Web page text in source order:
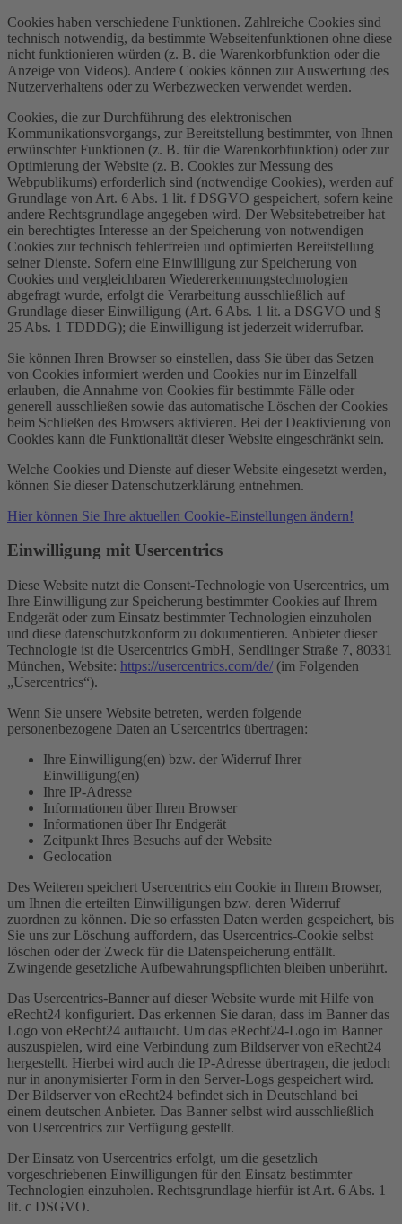
Cookies haben verschiedene Funktionen. Zahlreiche Cookies sind
technisch notwendig, da bestimmte Webseitenfunktionen ohne diese
nicht funktionieren würden (z. B. die Warenkorbfunktion oder die
Anzeige von Videos). Andere Cookies können zur Auswertung des
Nutzerverhaltens oder zu Werbezwecken verwendet werden.
Cookies, die zur Durchführung des elektronischen
Kommunikationsvorgangs, zur Bereitstellung bestimmter, von Ihnen
erwünschter Funktionen (z. B. für die Warenkorbfunktion) oder zur
Optimierung der Website (z. B. Cookies zur Messung des
Webpublikums) erforderlich sind (notwendige Cookies), werden auf
Grundlage von Art. 6 Abs. 1 lit. f DSGVO gespeichert, sofern keine
andere Rechtsgrundlage angegeben wird. Der Websitebetreiber hat
ein berechtigtes Interesse an der Speicherung von notwendigen
Cookies zur technisch fehlerfreien und optimierten Bereitstellung
seiner Dienste. Sofern eine Einwilligung zur Speicherung von
Cookies und vergleichbaren Wiedererkennungstechnologien
abgefragt wurde, erfolgt die Verarbeitung ausschließlich auf
Grundlage dieser Einwilligung (Art. 6 Abs. 1 lit. a DSGVO und §
25 Abs. 1 TDDDG); die Einwilligung ist jederzeit widerrufbar.
Sie können Ihren Browser so einstellen, dass Sie über das Setzen
von Cookies informiert werden und Cookies nur im Einzelfall
erlauben, die Annahme von Cookies für bestimmte Fälle oder
generell ausschließen sowie das automatische Löschen der Cookies
beim Schließen des Browsers aktivieren. Bei der Deaktivierung von
Cookies kann die Funktionalität dieser Website eingeschränkt sein.
Welche Cookies und Dienste auf dieser Website eingesetzt werden,
können Sie dieser Datenschutzerklärung entnehmen.
Hier können Sie Ihre aktuellen Cookie-Einstellungen ändern!
Einwilligung mit Usercentrics
Diese Website nutzt die Consent-Technologie von Usercentrics, um
Ihre Einwilligung zur Speicherung bestimmter Cookies auf Ihrem
Endgerät oder zum Einsatz bestimmter Technologien einzuholen
und diese datenschutzkonform zu dokumentieren. Anbieter dieser
Technologie ist die Usercentrics GmbH, Sendlinger Straße 7, 80331
München, Website: https://usercentrics.com/de/ (im Folgenden
„Usercentrics“).
Wenn Sie unsere Website betreten, werden folgende
personenbezogene Daten an Usercentrics übertragen:
Ihre Einwilligung(en) bzw. der Widerruf Ihrer
Einwilligung(en)
Ihre IP-Adresse
Informationen über Ihren Browser
Informationen über Ihr Endgerät
Zeitpunkt Ihres Besuchs auf der Website
Geolocation
Des Weiteren speichert Usercentrics ein Cookie in Ihrem Browser,
um Ihnen die erteilten Einwilligungen bzw. deren Widerruf
zuordnen zu können. Die so erfassten Daten werden gespeichert, bis
Sie uns zur Löschung auffordern, das Usercentrics-Cookie selbst
löschen oder der Zweck für die Datenspeicherung entfällt.
Zwingende gesetzliche Aufbewahrungspflichten bleiben unberührt.
Das Usercentrics-Banner auf dieser Website wurde mit Hilfe von
eRecht24 konfiguriert. Das erkennen Sie daran, dass im Banner das
Logo von eRecht24 auftaucht. Um das eRecht24-Logo im Banner
auszuspielen, wird eine Verbindung zum Bildserver von eRecht24
hergestellt. Hierbei wird auch die IP-Adresse übertragen, die jedoch
nur in anonymisierter Form in den Server-Logs gespeichert wird.
Der Bildserver von eRecht24 befindet sich in Deutschland bei
einem deutschen Anbieter. Das Banner selbst wird ausschließlich
von Usercentrics zur Verfügung gestellt.
Der Einsatz von Usercentrics erfolgt, um die gesetzlich
vorgeschriebenen Einwilligungen für den Einsatz bestimmter
Technologien einzuholen. Rechtsgrundlage hierfür ist Art. 6 Abs. 1
lit. c DSGVO.